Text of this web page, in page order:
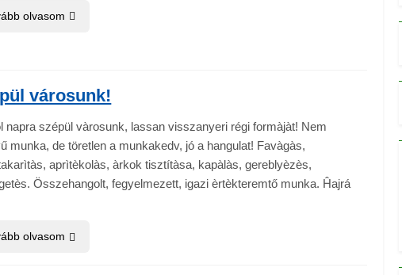
olvasom
városunk!
napra szépül vàrosunk, lassan visszanyeri régi formàjàt! Nem
munka, de töretlen a munkakedv, jó a hangulat! Favàgàs,
aprìtèkolàs, àrkok tisztítàsa, kapàlàs, gereblyèzès,
Összehangolt, fegyelmezett, igazi èrtèkteremtő munka. Ĥajrá
olvasom